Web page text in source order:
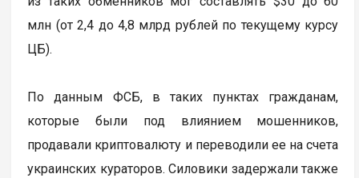
млн (от 2,4 до 4,8 млрд рублей по текущему курсу
ЦБ).
По данным ФСБ, в таких пунктах гражданам,
которые были под влиянием мошенников,
продавали криптовалюту и переводили ее на счета
украинских кураторов. Силовики задержали также